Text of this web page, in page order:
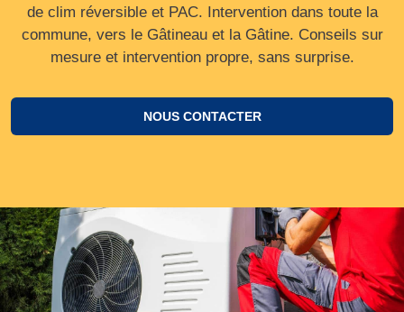
de clim réversible et PAC. Intervention dans toute la
commune, vers le Gâtineau et la Gâtine. Conseils sur
mesure et intervention propre, sans surprise.
NOUS CONTACTER